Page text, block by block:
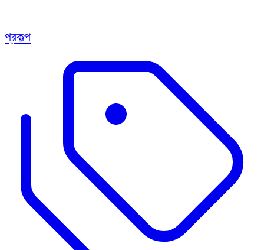
প্রকল্প